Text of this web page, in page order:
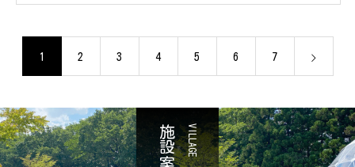
1 2 3 4 5 6 7
VILLAGE